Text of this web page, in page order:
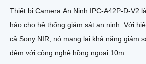
Thiết bị Camera An Ninh IPC-A42P-D-V2
hảo cho hệ thống giám sát an ninh. Với hiệu suất mượt mà hơn
cả Sony NIR, nó mang lại khả năng giám
đêm với công nghệ hồng ngoại 10m